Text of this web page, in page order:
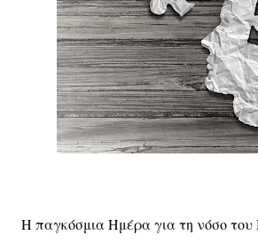
Η παγκόσμια Ημέρα για τη νόσο του